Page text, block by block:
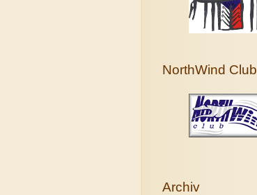
NorthWind Club
Archiv